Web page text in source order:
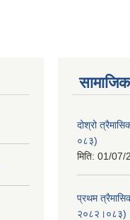
दोश्रो
०८३)
मिति: 01/07/
प्रथम
२०८२।०८३)